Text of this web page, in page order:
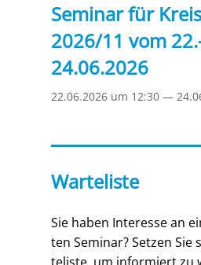
Seminar für
2026/11 vom
24.06.2026
22.06.2026 um 12:30—
Warteliste
Sie haben Inter­es­se an
ten Semi­nar? Set­zen